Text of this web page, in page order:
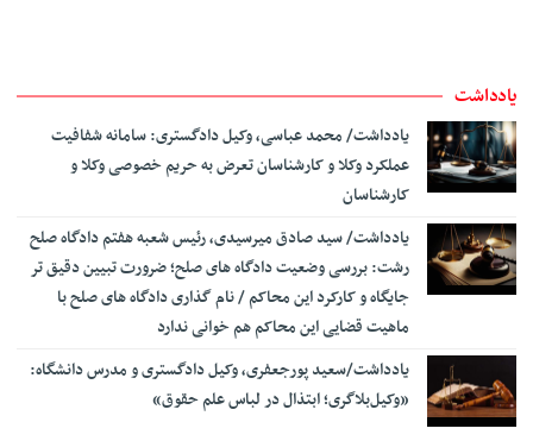
و اختصاصی منصب قضا
12:32 قدردانی مرکز وکلای قوه قضاییه از خبرنگاران ایرنا
14:22
رئیس کانون سردفتران استان یزد: قانون تسهیل، ناترازی اقتصادی
شدیدی را به دفاتر تحمیل کرده است/ تضعیف جایگاه اسناد رسمی، اساس
نظام ثبتی کشور را نابود خواهد کرد
14:12 اجرای آزمایشی «سامانه جامع عملکرد قضات» رونمایی شد
امضای تفاهم نامه همکاری حقوقی بین وزارت خارجه و مرکز وکلای
فرهاد اصلانی، رئیس کانون وکلای دادگستری کردستان: نبود
حمایت‌های مؤثر از وکلای جوان، علاوه بر تهدید استقلال حرفه‌ای، به
هدررفت سرمایه انسانی و اجتماعی نظام حقوقی کشور منجر می‌شود
یادداشت
یادداشت/ محمد عباسی، وکیل دادگستری: سامانه شفافیت
عملکرد وکلا و کارشناسان تعرض به حریم خصوصی وکلا و
کارشناسان
‎یادداشت/ سید صادق میرسیدی، رئیس شعبه هفتم دادگاه صلح
رشت: بررسی وضعیت دادگاه های صلح؛ ضرورت تبیین دقیق تر
جایگاه و کارکرد این محاکم / نام گذاری دادگاه های صلح با
ماهیت قضایی این محاکم هم خوانی ندارد
یادداشت/سعید‌ پورجعفری، وکیل دادگستری و مدرس دانشگاه:
«وکیل‌بلاگری؛ ابتذال در لباس علم حقوق»